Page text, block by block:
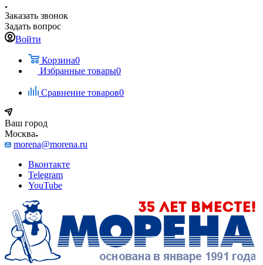
Заказать звонок
Задать вопрос
Войти
Корзина0
Избранные товары0
Сравнение товаров0
Ваш город
Москва
morena@morena.ru
Вконтакте
Telegram
YouTube